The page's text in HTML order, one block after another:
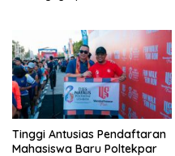
obyektif
Tinggi Antusias Pendaftaran
Mahasiswa Baru Poltekpar